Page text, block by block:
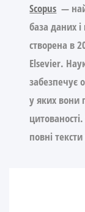
Scopus —
база даних
створена в
Elsevier.
забезпечує
у яких вони
повні